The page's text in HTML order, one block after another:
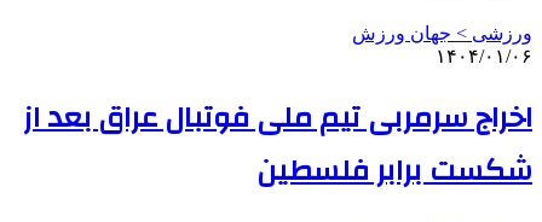
ورزشی > جهان ورزش
۱۴۰۴/۰۱/۰۶
اخراج سرمربی تیم ملی فوتبال عراق بعد از
شکست برابر فلسطین